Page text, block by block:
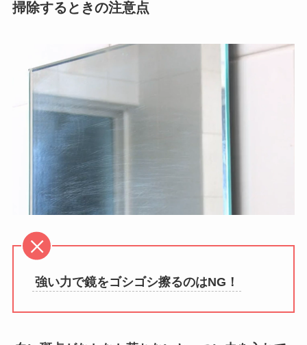
掃除するときの注意点
強い力で鏡をゴシゴシ擦るのはNG！